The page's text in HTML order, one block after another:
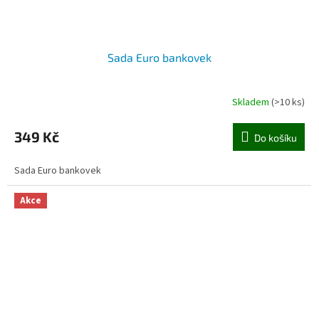
Sada Euro bankovek
Skladem (>10 ks)
349 Kč Do košíku
Sada Euro bankovek
Akce